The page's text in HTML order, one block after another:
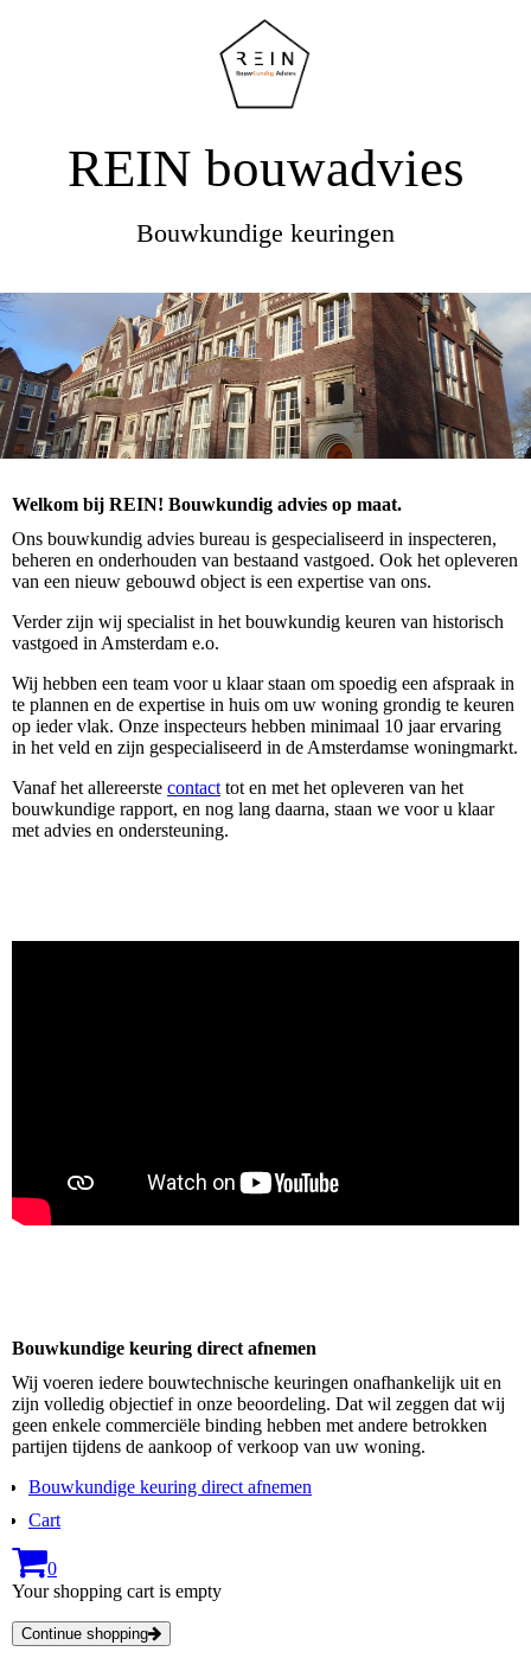
REIN bouwadvies
Bouwkundige keuringen
Welkom bij REIN! Bouwkundig advies op maat.
Ons bouwkundig advies bureau is gespecialiseerd in inspecteren,
beheren en onderhouden van bestaand vastgoed. Ook het opleveren
van een nieuw gebouwd object is een expertise van ons.
Verder zijn wij specialist in het bouwkundig keuren van historisch
vastgoed in Amsterdam e.o.
Wij hebben een team voor u klaar staan om spoedig een afspraak in
te plannen en de expertise in huis om uw woning grondig te keuren
op ieder vlak. Onze inspecteurs hebben minimaal 10 jaar ervaring
in het veld en zijn gespecialiseerd in de Amsterdamse woningmarkt.
Vanaf het allereerste contact tot en met het opleveren van het
bouwkundige rapport, en nog lang daarna, staan we voor u klaar
met advies en ondersteuning.
Bouwkundige keuring direct afnemen
Wij voeren iedere bouwtechnische keuringen onafhankelijk uit en
zijn volledig objectief in onze beoordeling. Dat wil zeggen dat wij
geen enkele commerciële binding hebben met andere betrokken
partijen tijdens de aankoop of verkoop van uw woning.
Bouwkundige keuring direct afnemen
Cart
0
Your shopping cart is empty
Continue shopping